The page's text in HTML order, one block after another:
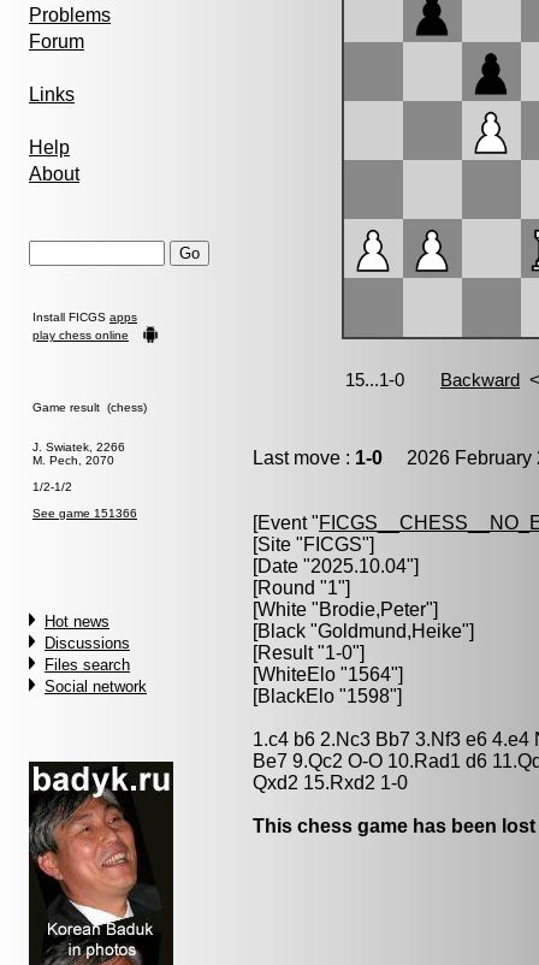
Problems
Forum
Links
Help
About
Install FICGS apps
play chess online
Game result (chess)
J. Swiatek, 2266
M. Pech, 2070
1/2-1/2
See game 151366
Hot news
Discussions
Files search
Social network
Last move : 1-0 2026 February
[Event "
[Site "FICGS"]
[Date "2025.10.04"]
[Round "1"]
[White "Brodie,Peter"]
[Black "Goldmund,Heike"]
[Result "1-0"]
[WhiteElo "1564"]
[BlackElo "1598"]
1.c4 b6 2.Nc3 Bb7 3.Nf3 e6
Be7 9.Qc2 O-O 10.Rad1 d6
Qxd2 15.Rxd2 1-0
This chess game has been